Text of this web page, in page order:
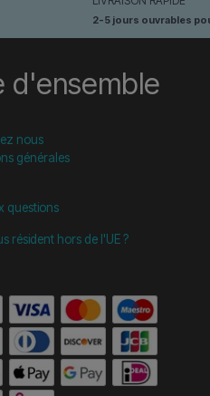
2-5 jours ouvrables
d'ensemble
nous
générales
questions
résident hors de l'UE ?